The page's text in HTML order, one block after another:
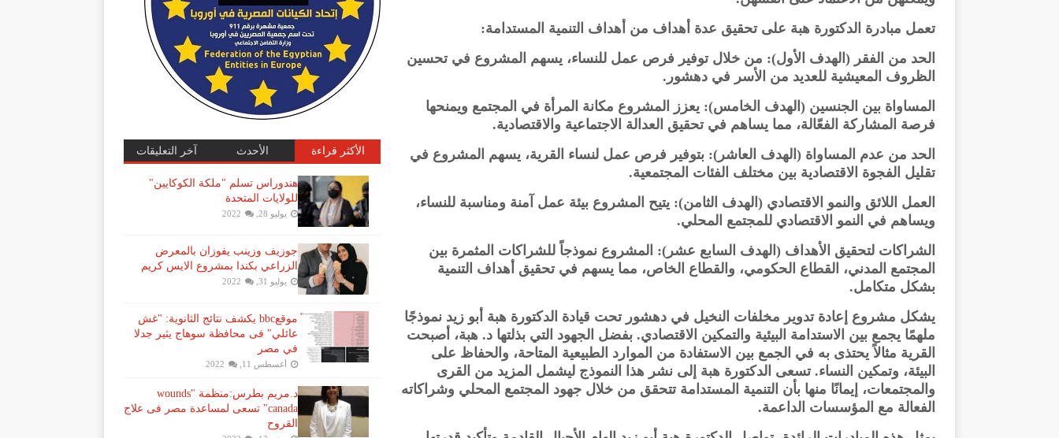
تعمل مبادرة الدكتورة هبة على تحقيق عدة أهداف من أهداف التنمية المستدامة:
الحد من الفقر (الهدف الأول): من خلال توفير فرص عمل للنساء، يسهم المشروع في تحسين
الظروف المعيشية للعديد من الأسر في دهشور.
المساواة بين الجنسين (الهدف الخامس): يعزز المشروع مكانة المرأة في المجتمع ويمنحها
فرصة المشاركة الفعّالة، مما يساهم في تحقيق العدالة الاجتماعية والاقتصادية.
الحد من عدم المساواة (الهدف العاشر): بتوفير فرص عمل لنساء القرية، يسهم المشروع في
تقليل الفجوة الاقتصادية بين مختلف الفئات المجتمعية.
العمل اللائق والنمو الاقتصادي (الهدف الثامن): يتيح المشروع بيئة عمل آمنة ومناسبة للنساء،
ويساهم في النمو الاقتصادي للمجتمع المحلي.
الشراكات لتحقيق الأهداف (الهدف السابع عشر): المشروع نموذجاً للشراكات المثمرة بين
المجتمع المدني، القطاع الحكومي، والقطاع الخاص، مما يسهم في تحقيق أهداف التنمية
بشكل متكامل.
يشكل مشروع إعادة تدوير مخلفات النخيل في دهشور تحت قيادة الدكتورة هبة أبو زيد نموذجًا
ملهمًا يجمع بين الاستدامة البيئية والتمكين الاقتصادي. بفضل الجهود التي بذلتها د. هبة، أصبحت
القرية مثالاً يحتذى به في الجمع بين الاستفادة من الموارد الطبيعية المتاحة، والحفاظ على
البيئة، وتمكين النساء. تسعى الدكتورة هبة إلى نشر هذا النموذج ليشمل المزيد من القرى
والمجتمعات، إيمانًا منها بأن التنمية المستدامة تتحقق من خلال جهود المجتمع المحلي وشراكاته
الفعالة مع المؤسسات الداعمة.
الأكثر قراءة الأحدث آخر التعليقات
هندوراس تسلم "ملكة الكوكايين"
للولايات المتحدة
يوليو 28, 2022
جوزيف وزينب يفوزان بالمعرض
الزراعي بكندا بمشروع الايس كريم
يوليو 31, 2022
موقعbbc يكشف نتائج الثانوية: "غش
عائلي" فى محافظة سوهاج يثير جدلا
في مصر
أغسطس 11, 2022
د.مريم بطرس:منظمة "wounds
canada" تسعى لمساعدة مصر فى علاج
القروح